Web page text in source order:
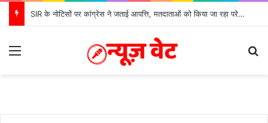
SIR के नोटिसों पर कांग्रेस ने जताई आपत्ति, मतदाताओं को किया जा रहा परेशान: बोले राष्ट्रीय प्रवक्ता आलोक शर्मा
Menu